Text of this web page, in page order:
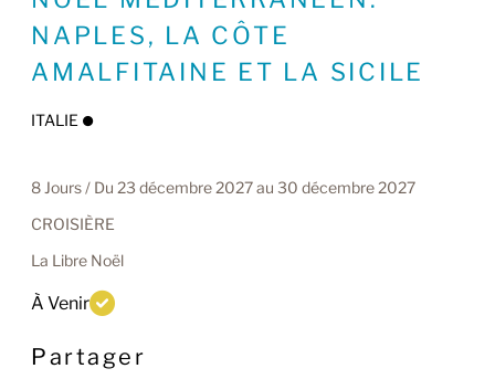
NAPLES, LA CÔTE
AMALFITAINE ET LA SICILE
ITALIE
8 Jours / Du 23 décembre 2027 au 30 décembre 2027
CROISIÈRE
La Libre Noël
À Venir
Partager